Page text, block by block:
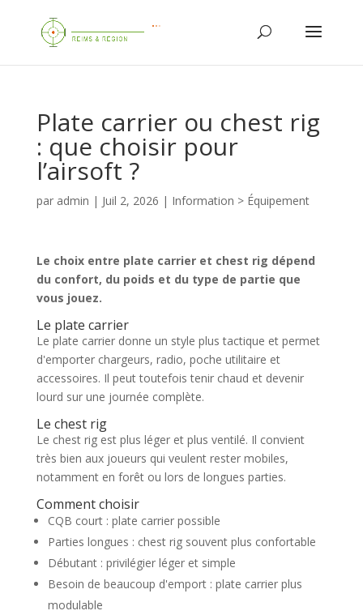
Plate carrier ou chest rig
: que choisir pour
l’airsoft ?
par admin | Juil 2, 2026 | Information > Équipement
Le choix entre plate carrier et chest rig dépend
du confort, du poids et du type de partie que
vous jouez.
Le plate carrier
Le plate carrier donne un style plus tactique et permet
d'emporter chargeurs, radio, poche utilitaire et
accessoires. Il peut toutefois tenir chaud et devenir
lourd sur une journée complète.
Le chest rig
Le chest rig est plus léger et plus ventilé. Il convient
très bien aux joueurs qui veulent rester mobiles,
notamment en forêt ou lors de longues parties.
Comment choisir
CQB court : plate carrier possible
Parties longues : chest rig souvent plus confortable
Débutant : privilégier léger et simple
Besoin de beaucoup d'emport : plate carrier plus
modulable